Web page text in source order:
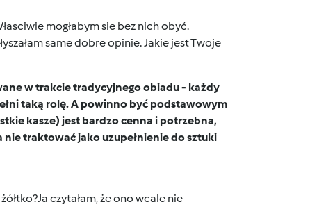
mogłabym sie bez nich obyć.
same dobre opinie. Jakie jest Twoje
w trakcie tradycyjnego obiadu - każdy
taką rolę. A powinno być podstawowym
kasze) jest bardzo cenna i potrzebna,
nie traktować jako uzupełnienie do sztuki
czytałam, że ono wcale nie